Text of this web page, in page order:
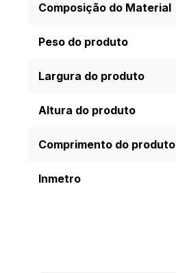
Composição do Material
Peso do produto
Largura do produto
Altura do produto
Comprimento do produto
Inmetro